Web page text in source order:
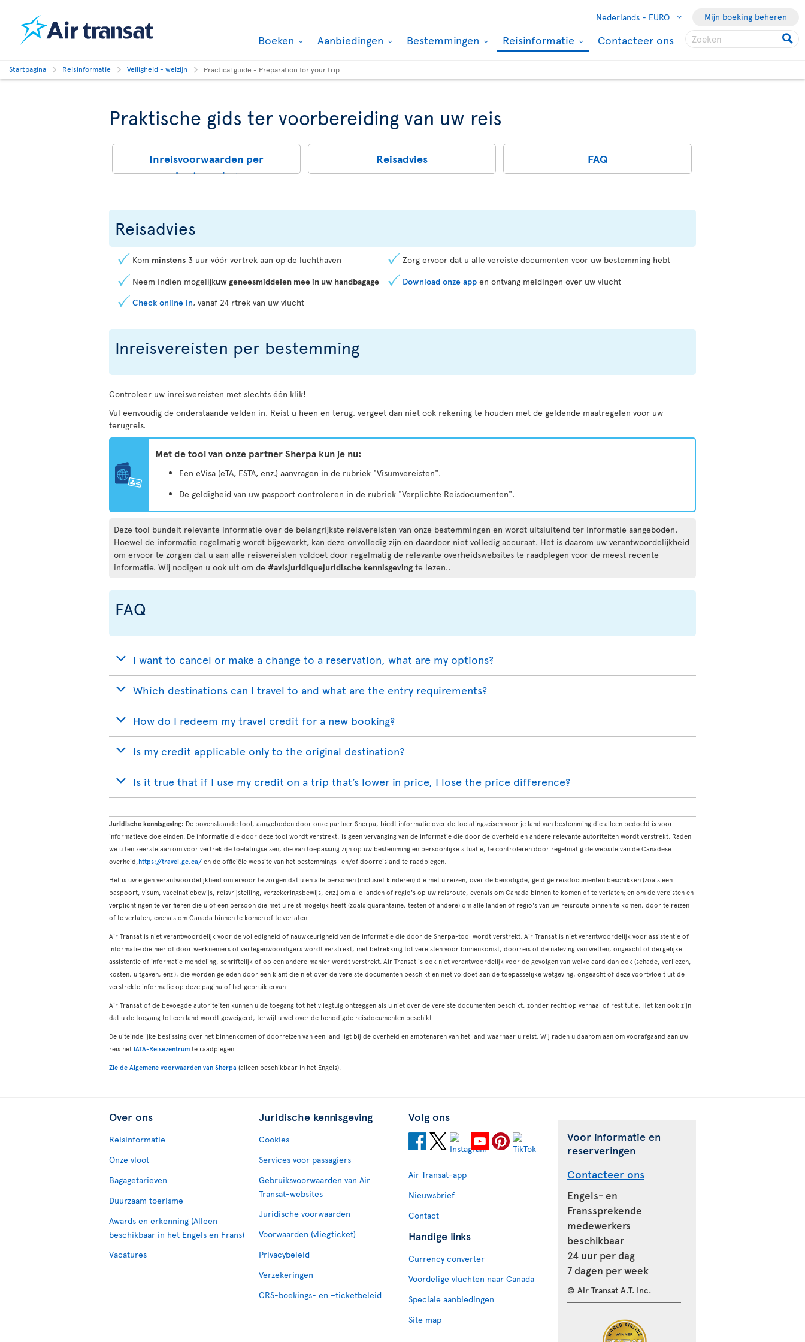
Nederlands - EURO Mijn boeking beheren
Boeken Aanbiedingen Bestemmingen Reisinformatie Contacteer ons
Startpagina Reisinformatie Veiligheid - welzijn Practical guide - Preparation for your trip
Praktische gids ter voorbereiding van uw reis
Inreisvoorwaarden per
bestemming
Reisadvies FAQ
Reisadvies
Kom minstens 3 uur vóór vertrek aan op de luchthaven
Neem indien mogelijkuw geneesmiddelen mee in uw handbagage
Check online in, vanaf 24 rtrek van uw vlucht
Zorg ervoor dat u alle vereiste documenten voor uw bestemming hebt
Download onze app en ontvang meldingen over uw vlucht
Inreisvereisten per bestemming
Controleer uw inreisvereisten met slechts één klik!
Vul eenvoudig de onderstaande velden in. Reist u heen en terug, vergeet dan niet ook rekening te houden met de geldende maatregelen voor uw
terugreis.
Met de tool van onze partner Sherpa kun je nu:
Een eVisa (eTA, ESTA, enz.) aanvragen in de rubriek "Visumvereisten".
De geldigheid van uw paspoort controleren in de rubriek "Verplichte Reisdocumenten".
Deze tool bundelt relevante informatie over de belangrijkste reisvereisten van onze bestemmingen en wordt uitsluitend ter informatie aangeboden.
Hoewel de informatie regelmatig wordt bijgewerkt, kan deze onvolledig zijn en daardoor niet volledig accuraat. Het is daarom uw verantwoordelijkheid
om ervoor te zorgen dat u aan alle reisvereisten voldoet door regelmatig de relevante overheidswebsites te raadplegen voor de meest recente
informatie. Wij nodigen u ook uit om de #avisjuridiquejuridische kennisgeving te lezen..
FAQ
I want to cancel or make a change to a reservation, what are my options?
Which destinations can I travel to and what are the entry requirements?
How do I redeem my travel credit for a new booking?
Is my credit applicable only to the original destination?
Is it true that if I use my credit on a trip that’s lower in price, I lose the price difference?
Juridische kennisgeving: De bovenstaande tool, aangeboden door onze partner Sherpa, biedt informatie over de toelatingseisen voor je land van bestemming die alleen bedoeld is voor
informatieve doeleinden. De informatie die door deze tool wordt verstrekt, is geen vervanging van de informatie die door de overheid en andere relevante autoriteiten wordt verstrekt. Raden
we u ten zeerste aan om voor vertrek de toelatingseisen, die van toepassing zijn op uw bestemming en persoonlijke situatie, te controleren door regelmatig de website van de Canadese
overheid,https://travel.gc.ca/ en de officiële website van het bestemmings- en/of doorreisland te raadplegen.
Het is uw eigen verantwoordelijkheid om ervoor te zorgen dat u en alle personen (inclusief kinderen) die met u reizen, over de benodigde, geldige reisdocumenten beschikken (zoals een
paspoort, visum, vaccinatiebewijs, reisvrijstelling, verzekeringsbewijs, enz.) om alle landen of regio's op uw reisroute, evenals om Canada binnen te komen of te verlaten; en om de vereisten en
verplichtingen te verifiëren die u of een persoon die met u reist mogelijk heeft (zoals quarantaine, testen of andere) om alle landen of regio's van uw reisroute binnen te komen, door te reizen
of te verlaten, evenals om Canada binnen te komen of te verlaten.
Air Transat is niet verantwoordelijk voor de volledigheid of nauwkeurigheid van de informatie die door de Sherpa-tool wordt verstrekt. Air Transat is niet verantwoordelijk voor assistentie of
informatie die hier of door werknemers of vertegenwoordigers wordt verstrekt, met betrekking tot vereisten voor binnenkomst, doorreis of de naleving van wetten, ongeacht of dergelijke
assistentie of informatie mondeling, schriftelijk of op een andere manier wordt verstrekt. Air Transat is ook niet verantwoordelijk voor de gevolgen van welke aard dan ook (schade, verliezen,
kosten, uitgaven, enz.), die worden geleden door een klant die niet over de vereiste documenten beschikt en niet voldoet aan de toepasselijke wetgeving, ongeacht of deze voortvloeit uit de
verstrekte informatie op deze pagina of het gebruik ervan.
Air Transat of de bevoegde autoriteiten kunnen u de toegang tot het vliegtuig ontzeggen als u niet over de vereiste documenten beschikt, zonder recht op verhaal of restitutie. Het kan ook zijn
dat u de toegang tot een land wordt geweigerd, terwijl u wel over de benodigde reisdocumenten beschikt.
De uiteindelijke beslissing over het binnenkomen of doorreizen van een land ligt bij de overheid en ambtenaren van het land waarnaar u reist. Wij raden u daarom aan om voorafgaand aan uw
reis het IATA-Reisezentrum te raadplegen.
Zie de Algemene voorwaarden van Sherpa (alleen beschikbaar in het Engels).
Over ons
Reisinformatie
Onze vloot
Bagagetarieven
Duurzaam toerisme
Awards en erkenning (Alleen
beschikbaar in het Engels en Frans)
Vacatures
Juridische kennisgeving
Cookies
Services voor passagiers
Gebruiksvoorwaarden van Air
Transat-websites
Juridische voorwaarden
Voorwaarden (vliegticket)
Privacybeleid
Verzekeringen
CRS-boekings- en –ticketbeleid
Volg ons
Air Transat-app
Nieuwsbrief
Contact
Handige links
Currency converter
Voordelige vluchten naar Canada
Speciale aanbiedingen
Site map
Voor informatie en
reserveringen
Contacteer ons
Engels- en
Franssprekende
medewerkers
beschikbaar
24 uur per dag
7 dagen per week
© Air Transat A.T. Inc.